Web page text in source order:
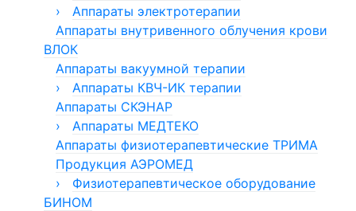
Эндовидеохирургические стойки для
урологии
Аппараты прессотерапии и
лимфодренажа «Лимфа»
Аппараты прессотерапии
терапевтические АЛП-01-"ЛАТОН"
Инструменты для терапевтических
лазеров
Аппарат Милта
Магнит МЕДТЕКО
›
Аппараты электротерапии
Аппараты УЛЬТРАДАР
Аппараты ЭЛЭСКУЛАП
Аппарат ЭЛАД
Аппарат ФОРЕЗ
Аппараты Мустанг
Аппараты внутривенного облучения крови
ВЛОК
Аппараты вакуумной терапии
›
Аппараты КВЧ-ИК терапии
Аппараты КВЧ-терапии Стелла
Аппараты Спинор
Аппараты СКЭНАР
›
Аппараты МЕДТЕКО
Аппарат АФК
Аппарат высокочастотной магнитотерапии
Аппарат ДМВ-терапии
Аппараты низкочастотной магнитотерапии
Аппараты физиотерапевтические ТРИМА
Продукция АЭРОМЕД
›
Физиотерапевтическое оборудование
БИНОМ